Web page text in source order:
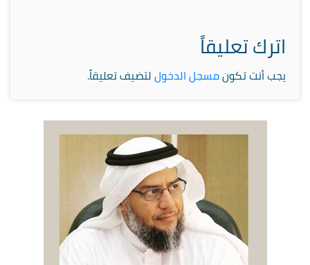
اترك تعليقاً
يجب أنت تكونمسجل الدخوللتضيف تعليقاً.